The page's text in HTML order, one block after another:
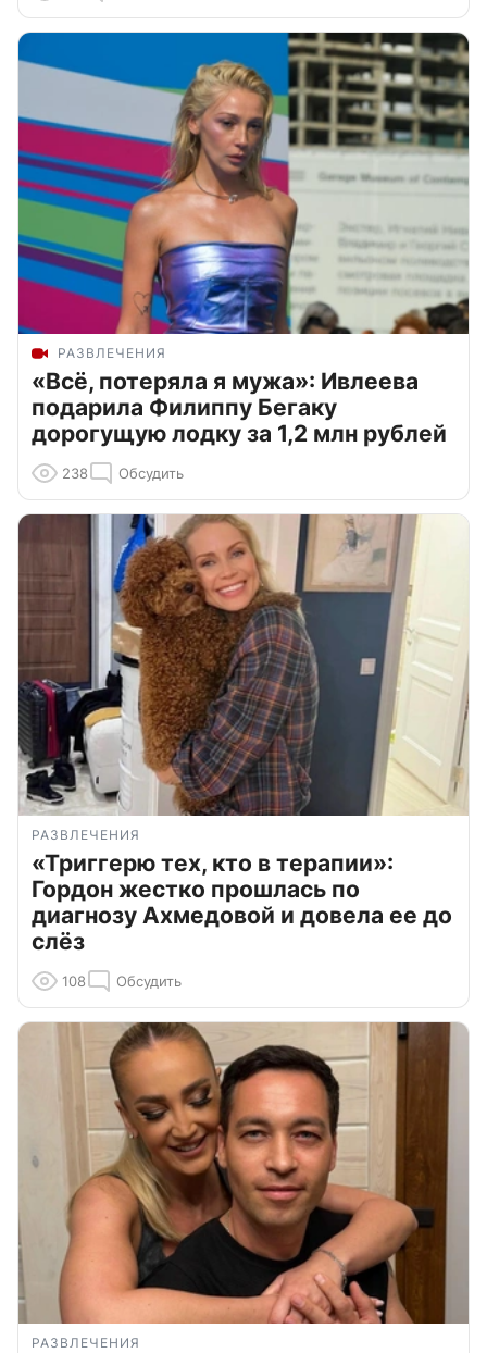
РАЗВЛЕЧЕНИЯ
«Всё, потеряла я мужа»: Ивлеева
подарила Филиппу Бегаку
дорогущую лодку за 1,2 млн рублей
238 Обсудить
РАЗВЛЕЧЕНИЯ
«Триггерю тех, кто в терапии»:
Гордон жестко прошлась по
диагнозу Ахмедовой и довела ее до
слёз
108 Обсудить
РАЗВЛЕЧЕНИЯ